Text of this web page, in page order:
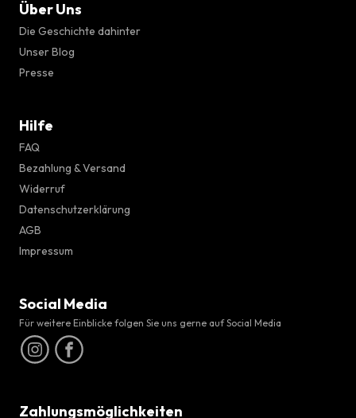
Über Uns
Die Geschichte dahinter
Unser Blog
Presse
Hilfe
FAQ
Bezahlung & Versand
Widerruf
Datenschutzerklärung
AGB
Impressum
Social Media
Für weitere Einblicke folgen Sie uns gerne auf Social Media
Zahlungsmöglichkeiten